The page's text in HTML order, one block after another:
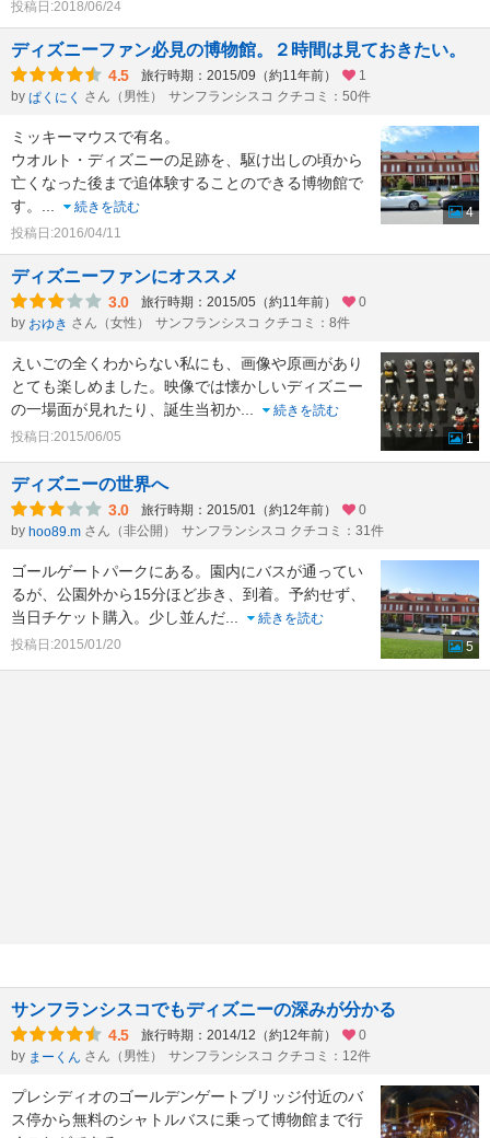
投稿日:2018/06/24
ディズニーファン必見の博物館。２時間は見ておきたい。
4.5 旅行時期：2015/09（約11年前）
1
by ぱくにく さん（男性） サンフランシスコ クチコミ：50件
ミッキーマウスで有名。
ウオルト・ディズニーの足跡を、駆け出しの頃から
亡くなった後まで追体験することのできる博物館で
す。
続きを読む
投稿日:2016/04/11
4
ディズニーファンにオススメ
3.0 旅行時期：2015/05（約11年前）
0
by おゆき さん（女性） サンフランシスコ クチコミ：8件
えいごの全くわからない私にも、画像や原画があり
とても楽しめました。映像では懐かしいディズニー
の一場面が見れたり、誕生当初か
続きを読む
投稿日:2015/06/05
1
ディズニーの世界へ
3.0 旅行時期：2015/01（約12年前）
0
by hoo89.m さん（非公開） サンフランシスコ クチコミ：31件
ゴールゲートパークにある。園内にバスが通ってい
るが、公園外から15分ほど歩き、到着。予約せず、
当日チケット購入。少し並んだ
続きを読む
投稿日:2015/01/20
5
サンフランシスコでもディズニーの深みが分かる
4.5 旅行時期：2014/12（約12年前）
0
by まーくん さん（男性） サンフランシスコ クチコミ：12件
プレシディオのゴールデンゲートブリッジ付近のバ
ス停から無料のシャトルバスに乗って博物館まで行